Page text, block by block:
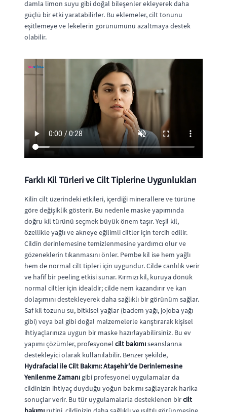
damla limon suyu gibi doğal bileşenler ekleyerek daha
güçlü bir etki yaratabilirler. Bu eklemeler, cilt tonunu
eşitlemeye ve lekelerin görünümünü azaltmaya destek
olabilir.
Farklı Kil Türleri ve Cilt Tiplerine Uygunlukları
Kilin cilt üzerindeki etkileri, içerdiği minerallere ve türüne
göre değişiklik gösterir. Bu nedenle maske yapımında
doğru kil türünü seçmek büyük önem taşır. Yeşil kil,
özellikle yağlı ve akneye eğilimli ciltler için tercih edilir.
Cildin derinlemesine temizlenmesine yardımcı olur ve
gözeneklerin tıkanmasını önler. Pembe kil ise hem yağlı
hem de normal cilt tipleri için uygundur. Cilde canlılık verir
ve hafif bir peeling etkisi sunar. Kırmızı kil, kuruya dönük
normal ciltler için idealdir; cilde nem kazandırır ve kan
dolaşımını destekleyerek daha sağlıklı bir görünüm sağlar.
Saf kil tozunu su, bitkisel yağlar (badem yağı, jojoba yağı
gibi) veya bal gibi doğal malzemelerle karıştırarak kişisel
ihtiyaçlarınıza uygun bir maske hazırlayabilirsiniz. Bu ev
yapımı çözümler, profesyonel cilt bakımıseanslarına
destekleyici olarak kullanılabilir. Benzer şekilde,
Hydrafacial ile Cilt Bakımı: Ataşehir'de Derinlemesine
Yenilenme Zamanı gibi profesyonel uygulamalar da
cildinizin ihtiyaç duyduğu yoğun bakımı sağlayarak harika
sonuçlar verir. Bu tür uygulamalarla desteklenen bircilt